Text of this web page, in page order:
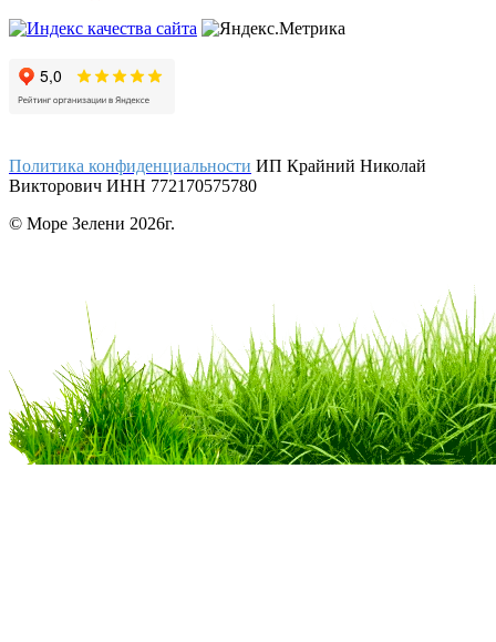
Политика конфиденциальности ИП Крайний Николай
Викторович ИНН 772170575780
© Море Зелени 2026г.